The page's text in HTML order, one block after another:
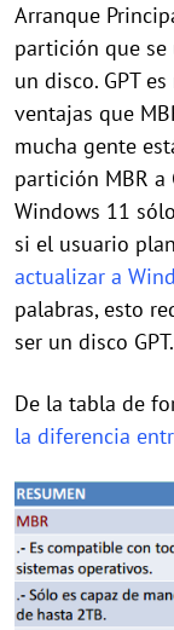
Arranque
partición que
un disco. GPT
ventajas que
mucha gente
partición MBR a
Windows 11
si el usuario
actualizar a
palabras, esto
ser un disco GPT.
De la tabla de
la diferencia